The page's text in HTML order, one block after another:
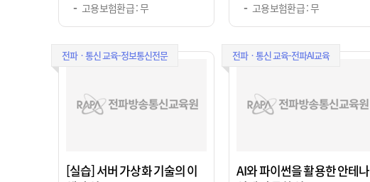
고용보험환급 : 무
고용보험환급 : 무
전파ㆍ통신 교육-정보통신전문
[실습] 서버 가상화 기술의 이
전파ㆍ통신 교육-전파AI교육
AI와 파이썬을 활용한 안테나